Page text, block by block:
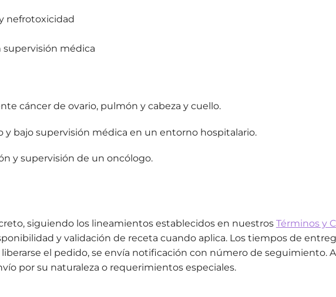
nefrotoxicidad
supervisión médica
cáncer de ovario, pulmón y cabeza y cuello.
y bajo supervisión médica en un entorno hospitalario.
y supervisión de un oncólogo.
siguiendo los lineamientos establecidos en nuestros Términos y
y validación de receta cuando aplica. Los tiempos de
el pedido, se envía notificación con número de seguimiento.
por su naturaleza o requerimientos especiales.